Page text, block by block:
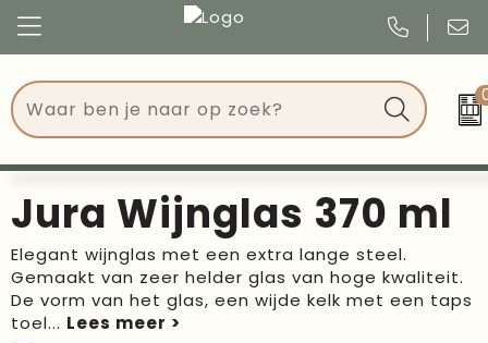
Tassen
Drinkwaren
Events
Give Aways
Congres
Events
Kerst
Verjaardagen
Voetbal, EK en WK
Jura Wijnglas 370 ml
Elegant wijnglas met een extra lange steel.
Gemaakt van zeer helder glas van hoge kwaliteit.
De vorm van het glas, een wijde kelk met een taps
toel...